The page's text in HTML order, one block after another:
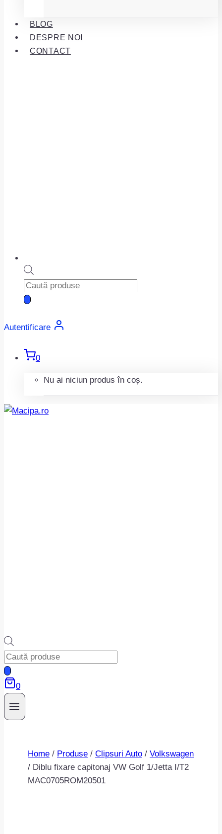
BLOG
DESPRE NOI
CONTACT
Products
search
Autentificare
0
Nu ai niciun produs în coș.
Products
search
0
Home / Produse / Clipsuri Auto / Volkswagen
/ Diblu fixare capitonaj VW Golf 1/Jetta I/T2
MAC0705ROM20501